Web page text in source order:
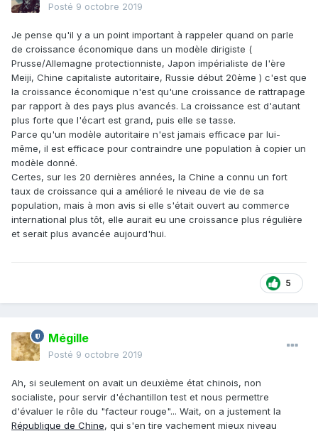
Posté 9 octobre 2019
Je pense qu'il y a un point important à rappeler quand on parle
de croissance économique dans un modèle dirigiste (
Prusse/Allemagne protectionniste, Japon impérialiste de l'ère
Meiji, Chine capitaliste autoritaire, Russie début 20ème ) c'est que
la croissance économique n'est qu'une croissance de rattrapage
par rapport à des pays plus avancés. La croissance est d'autant
plus forte que l'écart est grand, puis elle se tasse.
Parce qu'un modèle autoritaire n'est jamais efficace par lui-
même, il est efficace pour contraindre une population à copier un
modèle donné.
Certes, sur les 20 dernières années, la Chine a connu un fort
taux de croissance qui a amélioré le niveau de vie de sa
population, mais à mon avis si elle s'était ouvert au commerce
international plus tôt, elle aurait eu une croissance plus régulière
et serait plus avancée aujourd'hui.
5
Mégille
Posté 9 octobre 2019
Ah, si seulement on avait un deuxième état chinois, non
socialiste, pour servir d'échantillon test et nous permettre
d'évaluer le rôle du "facteur rouge"... Wait, on a justement la
République de Chine, qui s'en tire vachement mieux niveau